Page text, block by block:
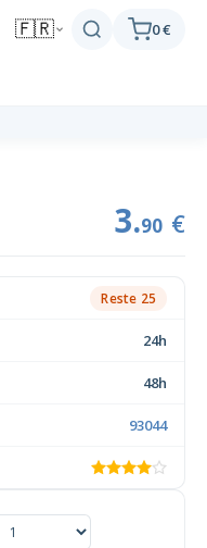
🇫🇷 0 €
3.90 €
Reste 25
24h
48h
93044